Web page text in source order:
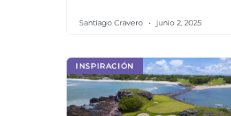
Santiago Cravero junio 2, 2025
INSPIRACIÓN